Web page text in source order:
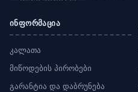
ინფორმაცია
კალათა
მიწოდების პირობები
გარანტია და დაბრუნება